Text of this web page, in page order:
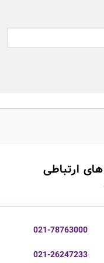
ارتباطی
021-78763000
021-26247233